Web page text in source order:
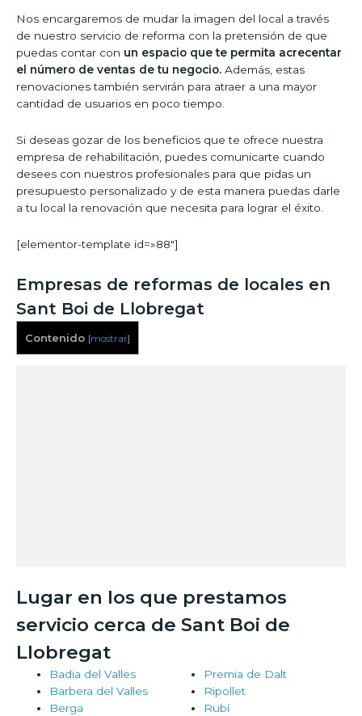
Nos encargaremos de mudar la imagen del local a través
de nuestro servicio de reforma con la pretensión de que
puedas contar con un espacio que te permita acrecentar
el número de ventas de tu negocio. Además, estas
renovaciones también servirán para atraer a una mayor
cantidad de usuarios en poco tiempo.
Si deseas gozar de los beneficios que te ofrece nuestra
empresa de rehabilitación, puedes comunicarte cuando
desees con nuestros profesionales para que pidas un
presupuesto personalizado y de esta manera puedas darle
a tu local la renovación que necesita para lograr el éxito.
[elementor-template id=»88″]
Empresas de reformas de locales en
Sant Boi de Llobregat
Contenido [mostrar]
Lugar en los que prestamos
servicio cerca de Sant Boi de
Llobregat
Badia del Valles
Barbera del Valles
Berga
Premia de Dalt
Ripollet
Rubí